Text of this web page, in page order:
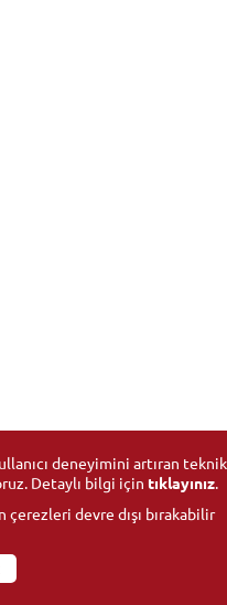
deneyimini artıran teknik
Detaylı bilgi için tıklayınız.
devre dışı bırakabilir
- Tüm hakları saklıdır.